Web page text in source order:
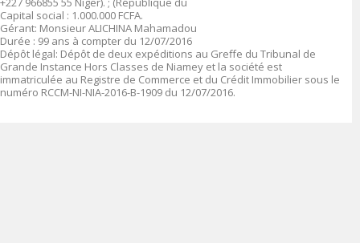
Capital social : 1.000.000 FCFA.
Gérant: Monsieur ALICHINA Mahamadou
Durée : 99 ans à compter du 12/07/2016
Dépôt légal: Dépôt de deux expéditions au Greffe du Tribunal de
Grande Instance Hors Classes de Niamey et la société est
immatriculée au Registre de Commerce et du Crédit Immobilier sous le
numéro RCCM-NI-NIA-2016-B-1909 du 12/07/2016.